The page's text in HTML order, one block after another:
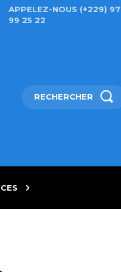
APPELEZ-NOUS (+229) 97
99 25 22
RECHERCHER